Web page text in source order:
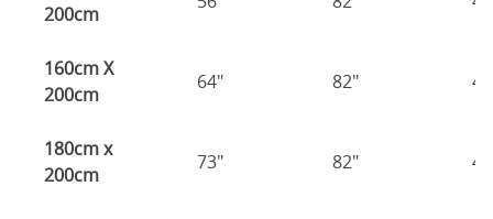
200cm
160cm X
200cm
64" 82"
180cm x
200cm
73" 82"